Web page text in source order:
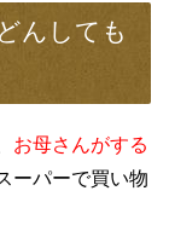
んしても
お母さんがする
ーパーで買い物